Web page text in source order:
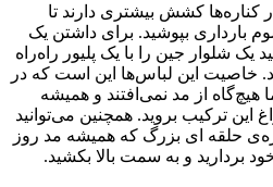
کشش بیشتری دارند تا
بارداری بپوشید. برای داشتن یک
یک شلوار جین را با یک پلیور راه‌راه
این لباس‌ها این است که در
هیچ‌گاه از مد نمی‌افتند و همیشه
این ترکیب بروید. همچنین می‌توانید
حلقه ای بزرگ که همیشه مد روز
بردارید و به سمت بالا بکشید.